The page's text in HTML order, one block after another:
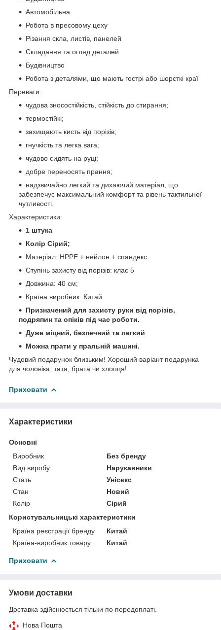
Автомобільна
Робота в пресовому цеху
Різання скла, листів, панелей
Складання та огляд деталей
Будівництво
Робота з деталями, що мають гострі або шорсткі краї
Переваги:
чудова зносостійкість, стійкість до стирання;
термостійкі;
захищають кисть від порізів;
гнучкість та легка вага;
чудово сидять на руці;
добре переносять прання;
надзвичайно легкий та дихаючий матеріал, що
забезпечує максимальний комфорт та рівень тактильної
чутливості.
Характеристики:
1 штука
Колір Сірий;
Матеріал: HPPE + нейлон + спандекс
Ступінь захисту від порізів: клас 5
Довжина: 40 см;
Країна виробник: Китай
Призначений для захисту руки від порізів,
подряпин та опіків під час роботи.
Дуже міцний, безпечний та легкий
Можна прати у пральній машині.
Чудовий подарунок близьким! Хороший варіант подарунка
для чоловіка, тата, брата чи хлопця!
Приховати
Характеристики
Основні
Виробник
Без бренду
Вид виробу
Нарукавники
Стать
Унісекс
Стан
Новий
Колір
Сірий
Користувальницькі характеристики
Країна реєстрації бренду
Китай
Країна-виробник товару
Китай
Приховати
Умови доставки
Доставка здійснюється тільки по передоплаті.
Нова Пошта